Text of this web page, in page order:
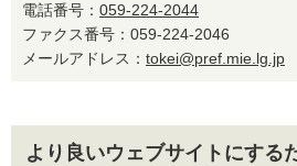
電話番号： 059-224-2044
ファクス番号：059-224-2046
メールアドレス： tokei@pref.mie.lg.jp
より良いウェブサイトにする